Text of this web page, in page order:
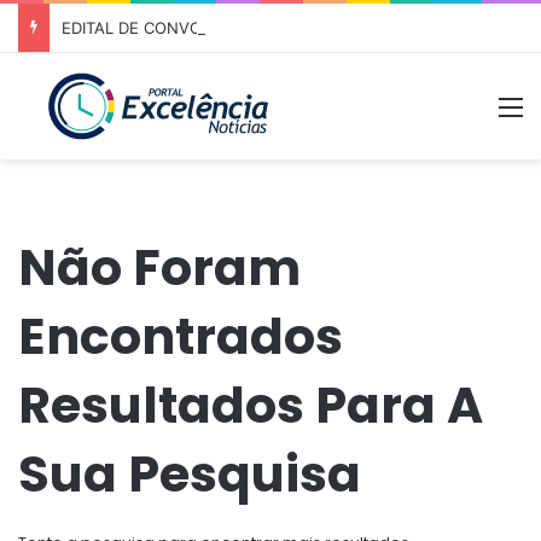
Não Foram
Encontrados
Resultados Para A
Sua Pesquisa